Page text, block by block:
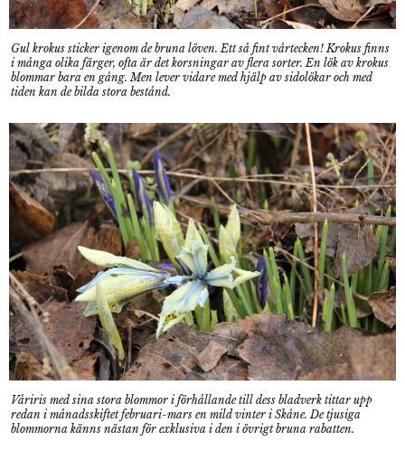
Gul krokus sticker igenom de bruna löven. Ett så fint vårtecken! Krokus finns
i många olika färger, ofta är det korsningar av flera sorter. En lök av krokus
blommar bara en gång. Men lever vidare med hjälp av sidolökar och med
tiden kan de bilda stora bestånd.
Våriris med sina stora blommor i förhållande till dess bladverk tittar upp
redan i månadsskiftet februari-mars en mild vinter i Skåne. De tjusiga
blommorna känns nästan för exklusiva i den i övrigt bruna rabatten.